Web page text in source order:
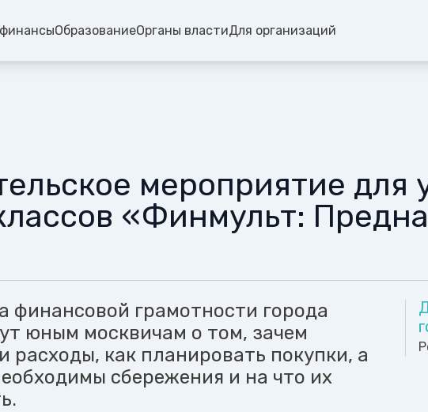
ОбразованиеОрганы властиДля организаций
мероприятие для
«Финмульт:
финансовой грамотности города
юным москвичам о том, зачем
расходы, как планировать покупки, а
сбережения и на что их